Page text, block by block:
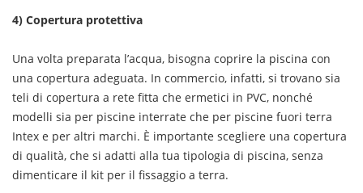
4) Copertura protettiva
Una volta preparata l’acqua, bisogna coprire la piscina con
una copertura adeguata. In commercio, infatti, si trovano sia
teli di copertura a rete fitta che ermetici in PVC, nonché
modelli sia per piscine interrate che per piscine fuori terra
Intex e per altri marchi. È importante scegliere una copertura
di qualità, che si adatti alla tua tipologia di piscina, senza
dimenticare il kit per il fissaggio a terra.